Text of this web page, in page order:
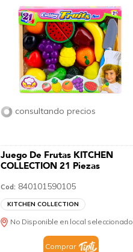
consultando precios
Juego De Frutas KITCHEN
COLLECTION 21 Piezas
Cod: 840101590105
KITCHEN COLLECTION
No Disponible en local seleccionado
Comprar